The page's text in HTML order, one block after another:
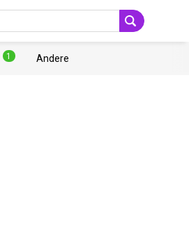
1 Andere